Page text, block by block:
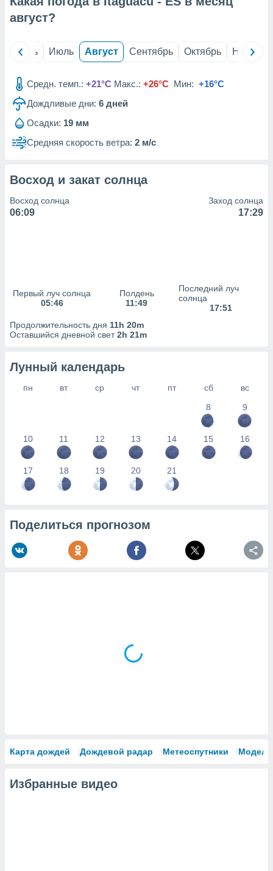
из
данных
наших 1199
август?
Июнь Июль Август Сентябрь Октябрь Ноябрь
Средн. темп.: +21°C Макс.: +26°C Мин: +16°C
Дождливые дни: 6 дней
Осадки: 19 мм
Средняя скорость ветра: 2 м/с
Восход и закат солнца
Восход солнца
06:09
Заход солнца
17:29
Первый луч солнца
05:46
Полдень
11:49
Последний луч
солнца
17:51
Продолжительность дня 11h 20m
Оставшийся дневной свет2h 21m
Лунный календарь
пн вт ср чт пт сб
вс
8
9
10 11 12 13 14 15 16
17 18 19 20 21
Поделиться прогнозом
Карта дождей Дождевой радар Метеоспутники Модели
Избранные видео